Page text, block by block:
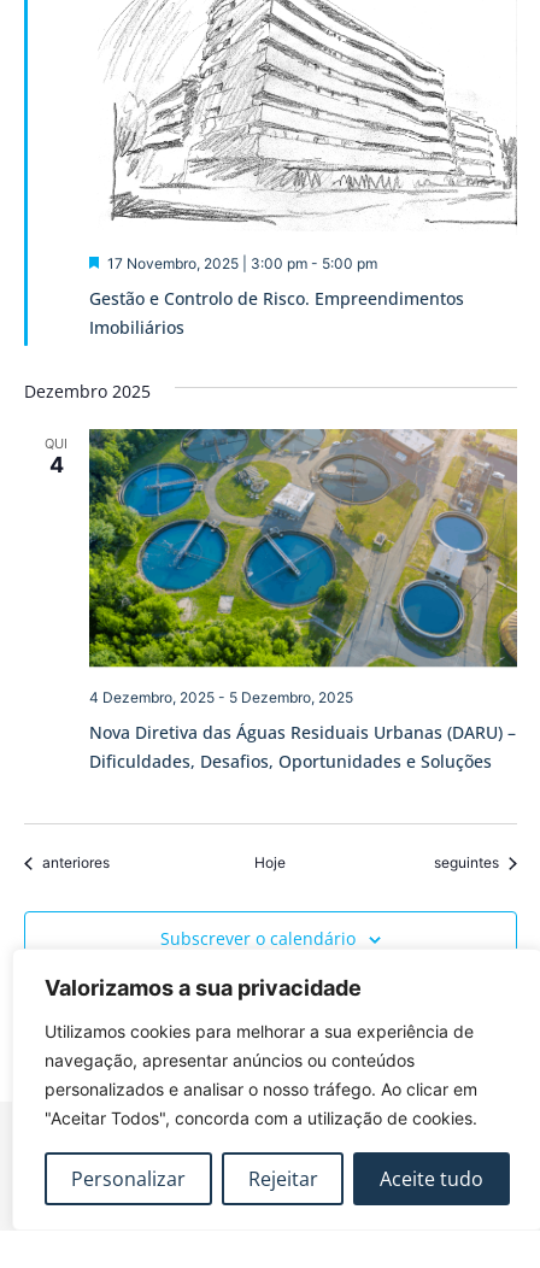
Valorizamos a sua privacidade
Utilizamos cookies para melhorar a sua experiência de
navegação, apresentar anúncios ou conteúdos
personalizados e analisar o nosso tráfego. Ao clicar em
"Aceitar Todos", concorda com a utilização de cookies.
Personalizar Rejeitar Aceite tudo
Gestão e Controlo de Risco. Empreendimentos
Imobiliários
Destaque
17 Novembro, 2025 | 3:00 pm- 5:00 pm
Dezembro 2025
QUI
4
Nova Diretiva das Águas Residuais Urbanas (DARU) –
Dificuldades, Desafios, Oportunidades e Soluções
4 Dezembro, 2025- 5 Dezembro, 2025
Eventos
anteriores Hoje Eventos
seguintes
Subscrever o calendário